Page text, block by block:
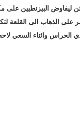
ليفاوض البيزنطيين على
على الذهاب الى القلعة
الحراس واثناء السعي